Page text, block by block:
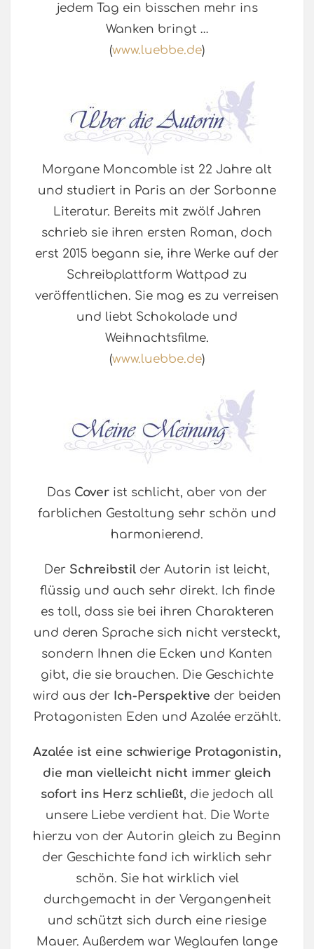
jedem Tag ein bisschen mehr ins
Wanken bringt …
(www.luebbe.de)
Morgane Moncomble ist 22 Jahre alt
und studiert in Paris an der Sorbonne
Literatur. Bereits mit zwölf Jahren
schrieb sie ihren ersten Roman, doch
erst 2015 begann sie, ihre Werke auf der
Schreibplattform Wattpad zu
veröffentlichen. Sie mag es zu verreisen
und liebt Schokolade und
Weihnachtsfilme.
(www.luebbe.de)
Das Cover ist schlicht, aber von der
farblichen Gestaltung sehr schön und
harmonierend.
Der Schreibstil der Autorin ist leicht,
flüssig und auch sehr direkt. Ich finde
es toll, dass sie bei ihren Charakteren
und deren Sprache sich nicht versteckt,
sondern Ihnen die Ecken und Kanten
gibt, die sie brauchen. Die Geschichte
wird aus der Ich-Perspektive der beiden
Protagonisten Eden und Azalée erzählt.
Azalée ist eine schwierige Protagonistin,
die man vielleicht nicht immer gleich
sofort ins Herz schließt, die jedoch all
unsere Liebe verdient hat. Die Worte
hierzu von der Autorin gleich zu Beginn
der Geschichte fand ich wirklich sehr
schön. Sie hat wirklich viel
durchgemacht in der Vergangenheit
und schützt sich durch eine riesige
Mauer. Außerdem war Weglaufen lange